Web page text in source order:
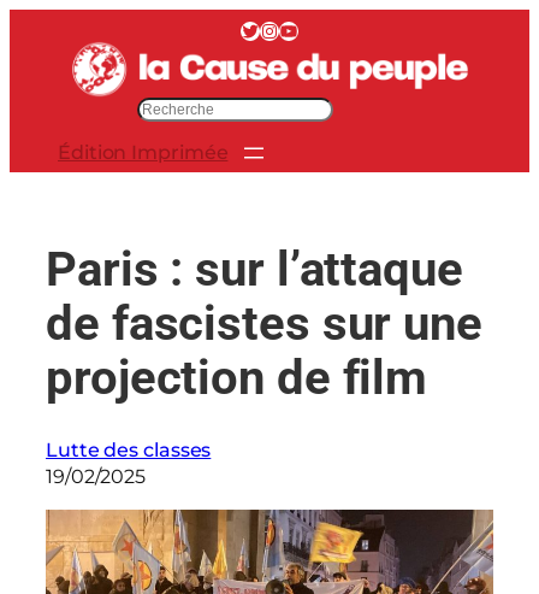
contenu
Twitter InstagramYouTube
e
Édition Imprimée
Paris : sur l’attaque
de fascistes sur une
projection de film
Lutte des classes
19/02/2025